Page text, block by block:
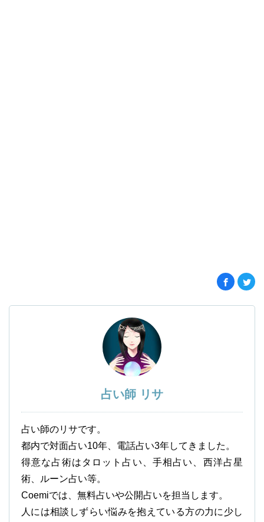
占い師 リサ
占い師のリサです。
都内で対面占い10年、電話占い3年してきました。
得意な占術はタロット占い、手相占い、西洋占星
術、ルーン占い等。
Coemiでは、無料占いや公開占いを担当します。
人には相談しずらい悩みを抱えている方の力に少し